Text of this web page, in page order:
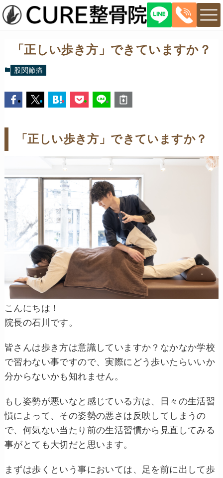
「正しい歩き方」できていますか？
股関節痛
「正しい歩き方」できていますか？
こんにちは！
院長の石川です。
皆さんは歩き方は意識していますか？なかなか学校
で習わない事ですので、実際にどう歩いたらいいか
分からないかも知れません。
もし姿勢が悪いなと感じている方は、日々の生活習
慣によって、その姿勢の悪さは反映してしまうの
で、何気ない当たり前の生活習慣から見直してみる
事がとても大切だと思います。
まずは歩くという事においては、足を前に出して歩